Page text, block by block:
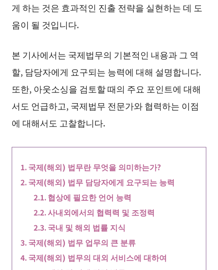
게 하는 것은 효과적인 진출 전략을 실현하는 데 도
움이 될 것입니다.
본 기사에서는 국제법무의 기본적인 내용과 그 역
할, 담당자에게 요구되는 능력에 대해 설명합니다.
또한, 아웃소싱을 검토할 때의 주요 포인트에 대해
서도 언급하고, 국제법무 전문가와 협력하는 이점
에 대해서도 고찰합니다.
국제(해외) 법무란 무엇을 의미하는가?
국제(해외) 법무 담당자에게 요구되는 능력
협상에 필요한 언어 능력
사내외에서의 협력력 및 조정력
국내 및 해외 법률 지식
국제(해외) 법무 업무의 큰 분류
국제(해외) 법무의 대외 서비스에 대하여